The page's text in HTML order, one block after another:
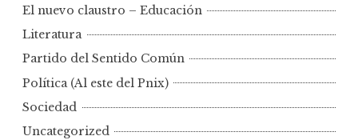
El nuevo claustro – Educación
Literatura
Partido del Sentido Común
Política (Al este del Pnix)
Sociedad
Uncategorized